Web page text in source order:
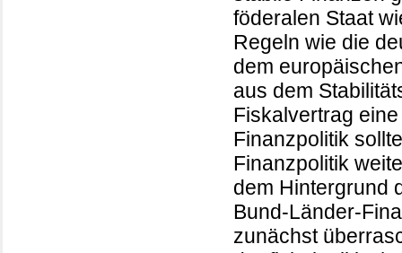
föderalen Staat
Regeln wie die
dem
aus dem
Fiskalvertrag
Finanzpolitik
Finanzpolitik
dem Hintergrund
Bund-Länder-
zunächst